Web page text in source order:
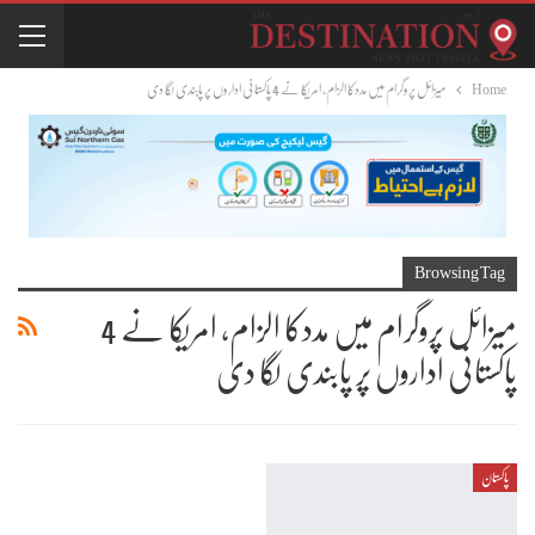
Home میزائل پروگرام میں مددکا الزام، امریکا نے 4 پاکستانی اداروں پر پابندی لگا دی
Browsing Tag
میزائل پروگرام میں مددکا الزام، امریکا نے 4
پاکستانی اداروں پر پابندی لگا دی
پاکستان